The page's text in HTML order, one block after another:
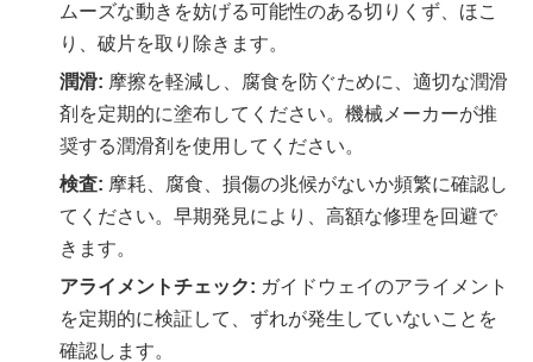
ムーズな動きを妨げる可能性のある切りくず、ほこ
り、破片を取り除きます。
潤滑: 摩擦を軽減し、腐食を防ぐために、適切な潤滑
剤を定期的に塗布してください。機械メーカーが推
奨する潤滑剤を使用してください。
検査: 摩耗、腐食、損傷の兆候がないか頻繁に確認し
てください。早期発見により、高額な修理を回避で
きます。
アライメントチェック: ガイドウェイのアライメント
を定期的に検証して、ずれが発生していないことを
確認します。